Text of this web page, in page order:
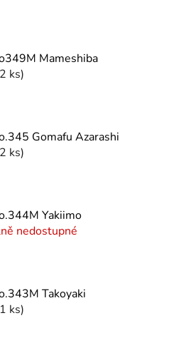
Mameshiba
ks)
Gomafu Azarashi
ks)
Yakiimo
nedostupné
Takoyaki
ks)